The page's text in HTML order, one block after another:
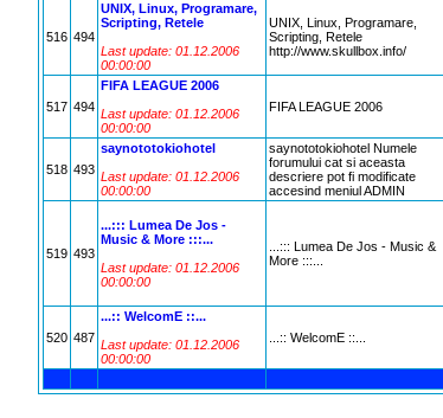
516 494
UNIX, Linux, Programare,
Scripting, Retele
Last update: 01.12.2006
00:00:00
UNIX, Linux, Programare,
Scripting, Retele
http://www.skullbox.info/
517 494
FIFA LEAGUE 2006
Last update: 01.12.2006
00:00:00
FIFA LEAGUE 2006
518 493
saynototokiohotel
Last update: 01.12.2006
00:00:00
saynototokiohotel Numele
forumului cat si aceasta
descriere pot fi modificate
accesind meniul ADMIN
519 493
...::: Lumea De Jos -
Music & More :::...
Last update: 01.12.2006
00:00:00
...::: Lumea De Jos - Music &
More :::...
520 487
...:: WelcomE ::...
Last update: 01.12.2006
00:00:00
...:: WelcomE ::...